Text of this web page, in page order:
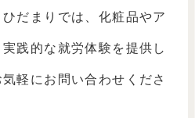
だまりでは、化粧品やア
践的な就労体験を提供し
軽にお問い合わせくださ